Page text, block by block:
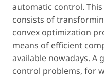
automatic control.
consists of
convex optimization
means of efficient
available nowadays. A
control problems, for